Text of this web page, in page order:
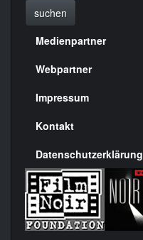
suchen
Menülinks
rechte
Seite
Medienpartner
Webpartner
Impressum
Kontakt
Datenschutzerklärung